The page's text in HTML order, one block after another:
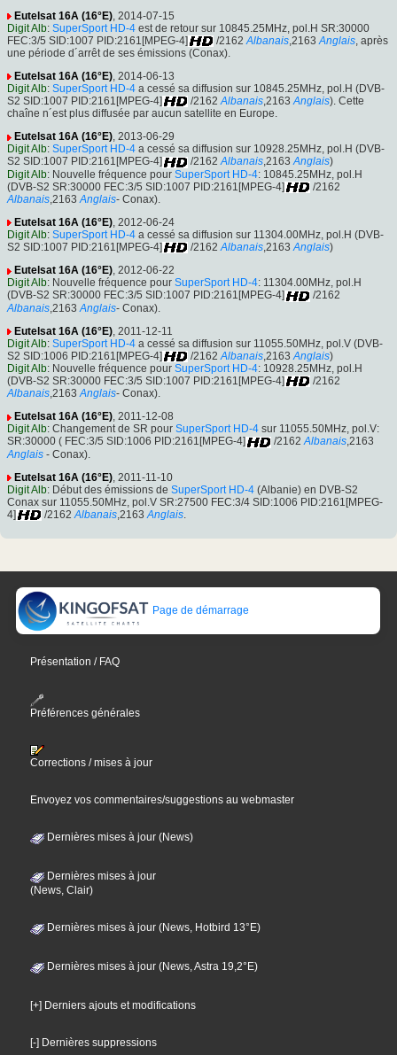
Eutelsat 16A (16°E) , 2014-07-15
Digit Alb: SuperSport HD-4 est de retour sur 10845.25MHz, pol.H SR:30000
FEC:3/5 SID:1007 PID:2161[MPEG-4]
/2162 Albanais ,2163 Anglais , après
une période d´arrêt de ses émissions (Conax).
Eutelsat 16A (16°E), 2014-06-13
Digit Alb: SuperSport HD-4 a cessé sa diffusion sur 10845.25MHz, pol.H (DVB-
S2 SID:1007 PID:2161[MPEG-4]
/2162 Albanais,2163 Anglais). Cette
chaîne n´est plus diffusée par aucun satellite en Europe.
Eutelsat 16A (16°E), 2013-06-29
Digit Alb: SuperSport HD-4 a cessé sa diffusion sur 10928.25MHz, pol.H (DVB-
S2 SID:1007 PID:2161[MPEG-4]
/2162 Albanais,2163 Anglais)
Digit Alb: Nouvelle fréquence pour SuperSport HD-4: 10845.25MHz, pol.H
(DVB-S2 SR:30000 FEC:3/5 SID:1007 PID:2161[MPEG-4]
/2162
Albanais,2163 Anglais- Conax).
Eutelsat 16A (16°E), 2012-06-24
Digit Alb: SuperSport HD-4 a cessé sa diffusion sur 11304.00MHz, pol.H (DVB-
S2 SID:1007 PID:2161[MPEG-4]
/2162 Albanais,2163 Anglais)
Eutelsat 16A (16°E), 2012-06-22
Digit Alb: Nouvelle fréquence pour SuperSport HD-4: 11304.00MHz, pol.H
(DVB-S2 SR:30000 FEC:3/5 SID:1007 PID:2161[MPEG-4]
/2162
Albanais ,2163 Anglais- Conax).
Eutelsat 16A (16°E) , 2011-12-11
Digit Alb: SuperSport HD-4 a cessé sa diffusion sur 11055.50MHz, pol.V (DVB-
S2 SID:1006 PID:2161[MPEG-4]
/2162 Albanais ,2163 Anglais)
Digit Alb: Nouvelle fréquence pour SuperSport HD-4: 10928.25MHz, pol.H
(DVB-S2 SR:30000 FEC:3/5 SID:1007 PID:2161[MPEG-4]
/2162
Albanais,2163 Anglais- Conax).
Eutelsat 16A (16°E), 2011-12-08
Digit Alb: Changement de SR pour SuperSport HD-4 sur 11055.50MHz, pol.V:
SR:30000 ( FEC:3/5 SID:1006 PID:2161[MPEG-4]
/2162 Albanais,2163
Anglais - Conax).
Eutelsat 16A (16°E) , 2011-11-10
Digit Alb: Début des émissions de SuperSport HD-4 (Albanie) en DVB-S2
Conax sur 11055.50MHz, pol.V SR:27500 FEC:3/4 SID:1006 PID:2161[MPEG-
4]
/2162 Albanais ,2163 Anglais
Page de démarrage
Présentation / FAQ
Préférences générales
Corrections / mises à jour
Envoyez vos commentaires/suggestions au webmaster
Dernières mises à jour (News)
Dernières mises à jour
(News, Clair)
Dernières mises à jour (News, Hotbird 13°E)
Dernières mises à jour (News, Astra 19,2°E)
[+] Derniers ajouts et modifications
[-] Dernières suppressions